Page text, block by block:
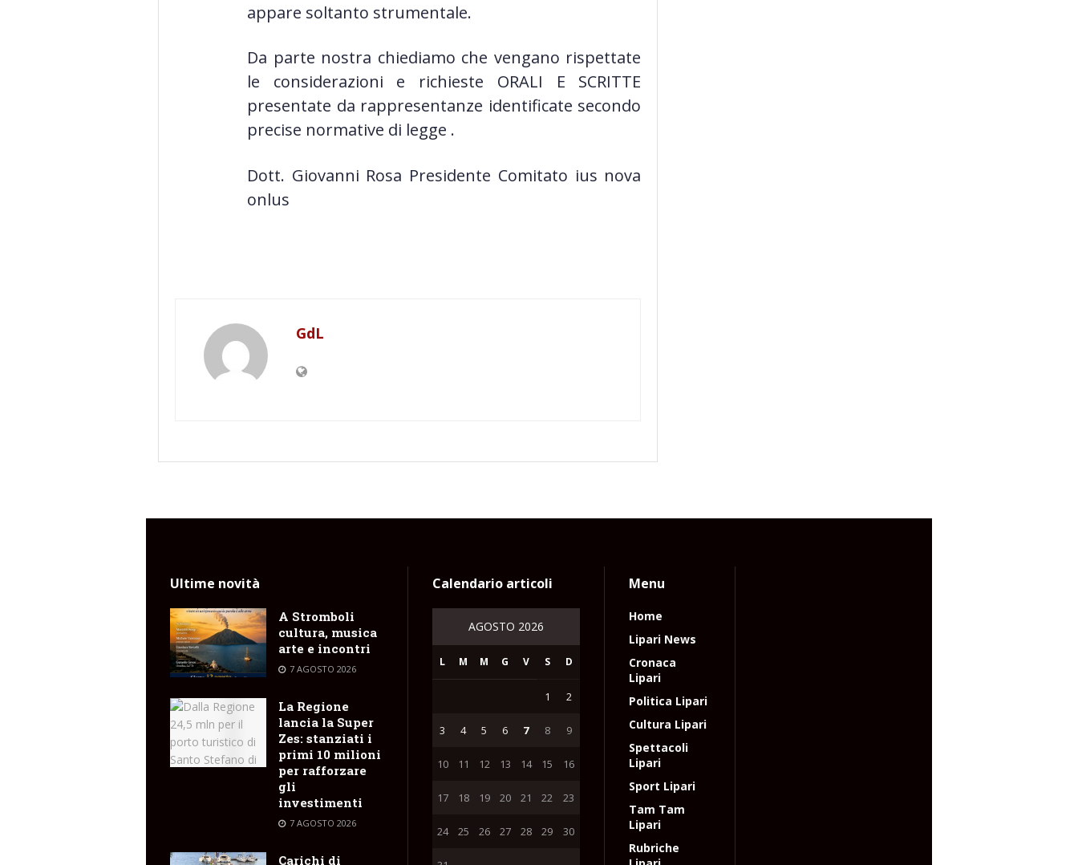
appare soltanto strumentale.
Da parte nostra chiediamo che vengano rispettate
le considerazioni e richieste ORALI E SCRITTE
presentate da rappresentanze identificate secondo
precise normative di legge .
Dott. Giovanni Rosa Presidente Comitato ius nova
onlus
GdL
Ultime novità
A Stromboli
cultura, musica
arte e incontri
7 AGOSTO 2026
La Regione
lancia la Super
Zes: stanziati i
primi 10 milioni
per rafforzare
gli
investimenti
7 AGOSTO 2026
Carichi di
Calendario articoli
AGOSTO 2026
L M M G V S D
1 2
3 4 5 6 7 8 9
10 11 12 13 14 15 16
17 18 19 20 21 22 23
24 25 26 27 28 29 30
Menu
Home
Lipari News
Cronaca
Lipari
Politica Lipari
Cultura Lipari
Spettacoli
Lipari
Sport Lipari
Tam Tam
Lipari
Rubriche